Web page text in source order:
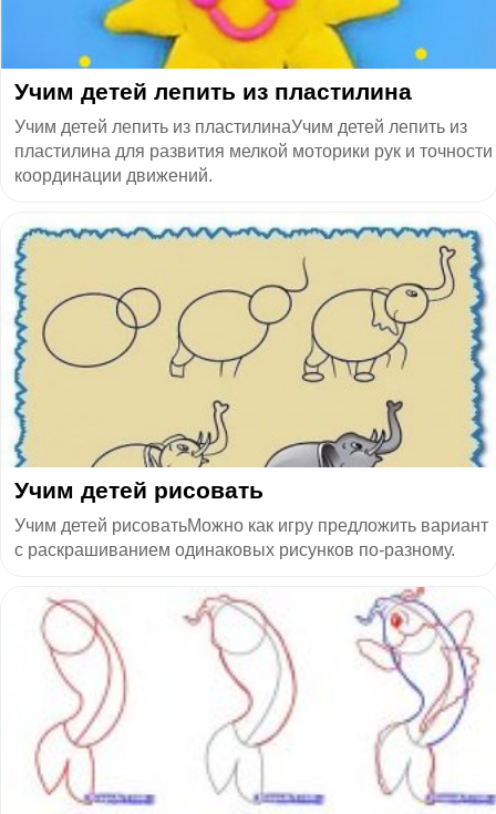
​Учим детей лепить из пластилина
Учим детей лепить из пластилинаУчим детей лепить из
пластилина для развития мелкой моторики рук и точности
координации движений.
​Учим детей рисовать
Учим детей рисоватьМожно как игру предложить вариант
с раскрашиванием одинаковых рисунков по-разному.